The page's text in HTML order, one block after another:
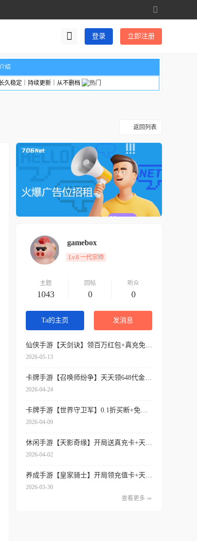
切
换
到
宽
登录 立即注册
绍
久稳定｜持续更新｜从不删档
返回列表
gamebox
Lv.8 一代宗师
主题
1043
回帖
0
听众
0
Ta的主页 发消息
2026-05-13
2026-04-24
2026-04-09
2026-04-02
2026-03-30
查看更多